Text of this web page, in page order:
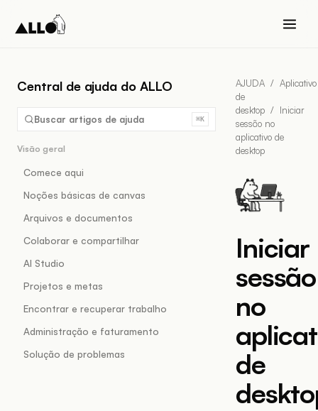
Central de ajuda do ALLO
Buscar artigos de ajuda ⌘K
Visão geral
Comece aqui
Noções básicas de canvas
Arquivos e documentos
Colaborar e compartilhar
AI Studio
Projetos e metas
Encontrar e recuperar trabalho
Administração e faturamento
Solução de problemas
AJUDA / Aplicativo
de
desktop / Iniciar
sessão no
aplicativo de
desktop
Iniciar
sessão
no
de